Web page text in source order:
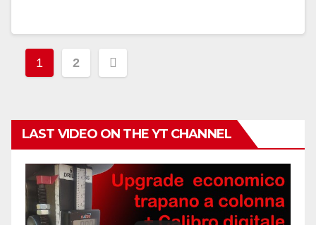
Navigazione
1 2
LAST VIDEO ON THE YT CHANNEL